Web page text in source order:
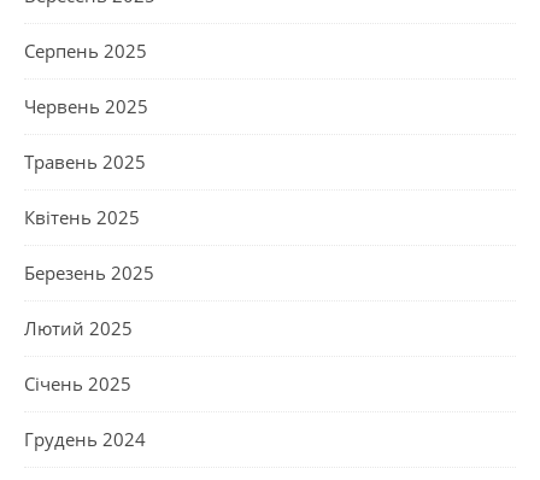
Серпень 2025
Червень 2025
Травень 2025
Квітень 2025
Березень 2025
Лютий 2025
Січень 2025
Грудень 2024